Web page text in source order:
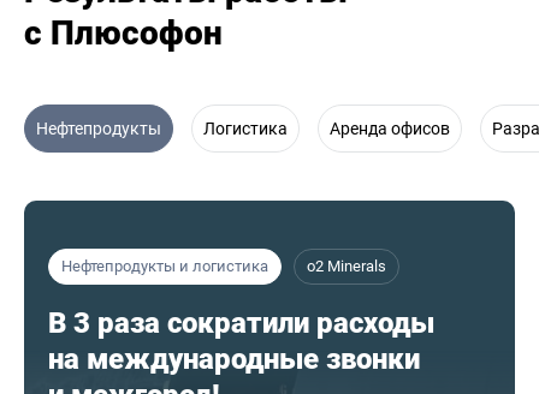
с Плюсофон
Нефтепродукты Логистика Аренда офисов
Нефтепродукты и логистика o2 Minerals
В 3 раза сократили расходы
на международные звонки